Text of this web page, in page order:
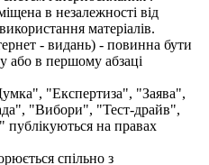
в незалежності від
матеріалів.
- видань) - повинна бути
або в першому абзаці
"Експертиза", "Заява",
"Вибори", "Тест-драйв",
на правах
спільно з